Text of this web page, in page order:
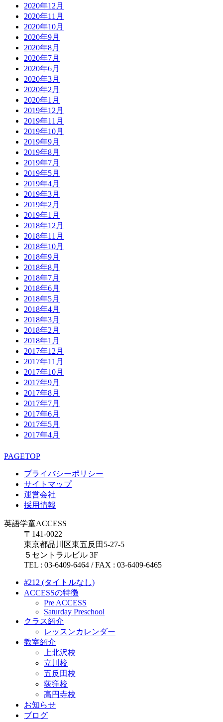
2020年12月
2020年11月
2020年10月
2020年9月
2020年8月
2020年7月
2020年6月
2020年3月
2020年2月
2020年1月
2019年12月
2019年11月
2019年10月
2019年9月
2019年8月
2019年7月
2019年5月
2019年4月
2019年3月
2019年2月
2019年1月
2018年12月
2018年11月
2018年10月
2018年9月
2018年8月
2018年7月
2018年6月
2018年5月
2018年4月
2018年3月
2018年2月
2018年1月
2017年12月
2017年11月
2017年10月
2017年9月
2017年8月
2017年7月
2017年6月
2017年5月
2017年4月
PAGETOP
プライバシーポリシー
サイトマップ
運営会社
採用情報
英語学童ACCESS
〒141-0022
東京都品川区東五反田5-27-5
５セントラルビル 3F
TEL : 03-6409-6464 / FAX : 03-6409-6465
#212 (タイトルなし)
ACCESSの特徴
Pre ACCESS
Saturday Preschool
クラス紹介
レッスンカレンダー
教室紹介
上北沢校
立川校
五反田校
荻窪校
高円寺校
お知らせ
ブログ